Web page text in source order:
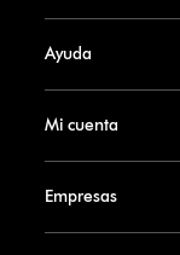
Ayuda
Mi cuenta
Empresas